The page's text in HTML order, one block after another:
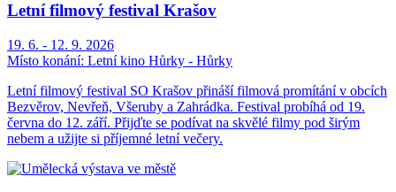
Letní filmový festival Krašov
19. 6. - 12. 9. 2026
Místo konání: Letní kino Hůrky - Hůrky
Letní filmový festival SO Krašov přináší filmová promítání v obcích
Bezvěrov, Nevřeň, Všeruby a Zahrádka. Festival probíhá od 19.
června do 12. září. Přijďte se podívat na skvělé filmy pod širým
nebem a užijte si příjemné letní večery.